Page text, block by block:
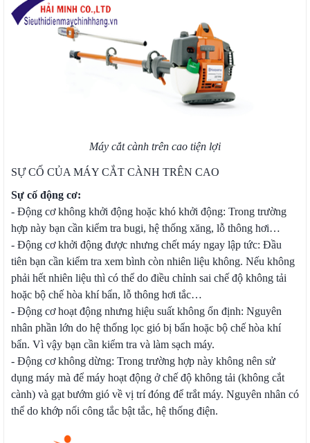
Máy cắt cành trên cao tiện lợi
SỰ CỐ CỦA MÁY CẮT CÀNH TRÊN CAO
Sự cố động cơ:
- Động cơ không khởi động hoặc khó khởi động: Trong trường
hợp này bạn cần kiểm tra bugi, hệ thống xăng, lỗ thông hơi…
- Động cơ khởi động được nhưng chết máy ngay lập tức: Đầu
tiên bạn cần kiểm tra xem bình còn nhiên liệu không. Nếu không
phải hết nhiên liệu thì có thể do điều chỉnh sai chế độ không tải
hoặc bộ chế hòa khí bẩn, lỗ thông hơi tắc…
- Động cơ hoạt động nhưng hiệu suất không ổn định: Nguyên
nhân phần lớn do hệ thống lọc gió bị bẩn hoặc bộ chế hòa khí
bẩn. Vì vậy bạn cần kiểm tra và làm sạch máy.
- Động cơ không dừng: Trong trường hợp này không nên sử
dụng máy mà để máy hoạt động ở chế độ không tải (không cắt
cành) và gạt bướm gió về vị trí đóng để trắt máy. Nguyên nhân có
thể do khớp nối công tắc bật tắc, hệ thống điện.